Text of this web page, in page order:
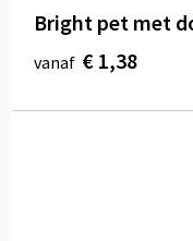
Bright pet met
vanaf € 1,38